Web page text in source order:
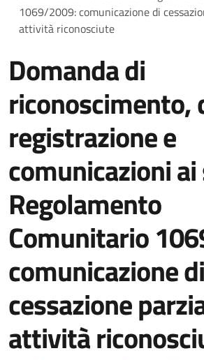
1069/2009: comunicazione di
attività riconosciute
Domanda di
riconoscimento,
registrazione e
comunicazioni
Regolamento
Comunitario
comunicazione di
cessazione
attività